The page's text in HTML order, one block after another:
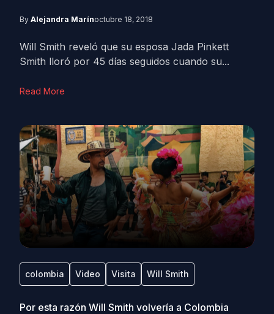
By Alejandra Marínoctubre 18, 2018
Will Smith reveló que su esposa Jada Pinkett
Smith lloró por 45 días seguidos cuando su...
Read More
colombia Video Visita Will Smith
Por esta razón Will Smith volvería a Colombia